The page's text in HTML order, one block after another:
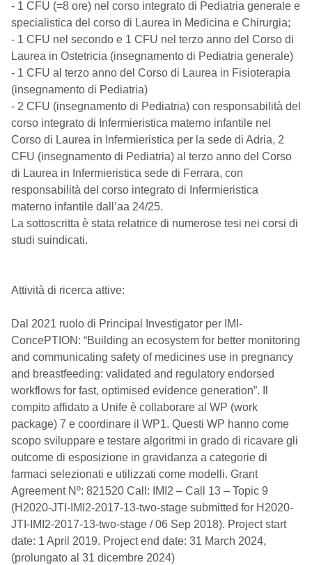
- 1 CFU (=8 ore) nel corso integrato di Pediatria generale e
specialistica del corso di Laurea in Medicina e Chirurgia;
- 1 CFU nel secondo e 1 CFU nel terzo anno del Corso di
Laurea in Ostetricia (insegnamento di Pediatria generale)
- 1 CFU al terzo anno del Corso di Laurea in Fisioterapia
(insegnamento di Pediatria)
- 2 CFU (insegnamento di Pediatria) con responsabilità del
corso integrato di Infermieristica materno infantile nel
Corso di Laurea in Infermieristica per la sede di Adria, 2
CFU (insegnamento di Pediatria) al terzo anno del Corso
di Laurea in Infermieristica sede di Ferrara, con
responsabilità del corso integrato di Infermieristica
materno infantile dall’aa 24/25.
La sottoscritta è stata relatrice di numerose tesi nei corsi di
studi suindicati.
Attività di ricerca attive:
Dal 2021 ruolo di Principal Investigator per IMI-
ConcePTION: “Building an ecosystem for better monitoring
and communicating safety of medicines use in pregnancy
and breastfeeding: validated and regulatory endorsed
workflows for fast, optimised evidence generation”. Il
compito affidato a Unife è collaborare al WP (work
package) 7 e coordinare il WP1. Questi WP hanno come
scopo sviluppare e testare algoritmi in grado di ricavare gli
outcome di esposizione in gravidanza a categorie di
farmaci selezionati e utilizzati come modelli. Grant
Agreement Nº: 821520 Call: IMI2 – Call 13 – Topic 9
(H2020-JTI-IMI2-2017-13-two-stage submitted for H2020-
JTI-IMI2-2017-13-two-stage / 06 Sep 2018). Project start
date: 1 April 2019. Project end date: 31 March 2024,
(prolungato al 31 dicembre 2024)